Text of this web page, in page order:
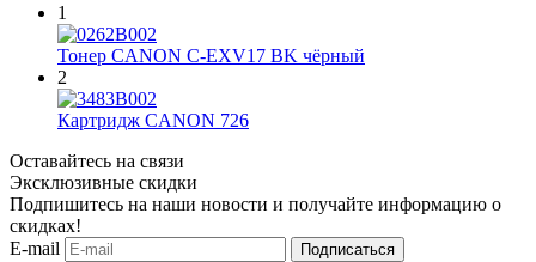
1
Тонер CANON C-EXV17 BK чёрный
2
Картридж CANON 726
Оставайтесь на связи
Эксклюзивные скидки
Подпишитесь на наши новости и получайте информацию о
скидках!
E-mail
Подписаться